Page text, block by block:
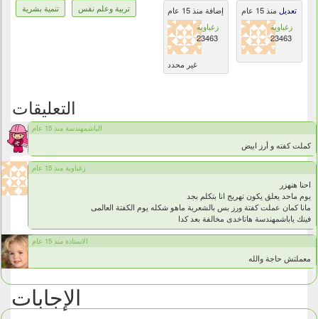
تربية وعلم نفس تنمية بشرية
إضافة منذ 15 عام
زغباوية
23463
غير محدد
تعديل منذ 15 عام
زغباوية
23463
التعليقات
الباشمهندسة منذ 15 عام
كملت كفته و أرز ابيض
زغباوية منذ 15 عام
احنا هنهزر
يوم ماحد يعلق يكون تهريج انا بتكلم بجد
مانا كمان عملت كفتة ورز بس بالشعرية ماهو شكله يوم الكفتة العالمى
فينك ياباشمهندسة هاتاخدى مخالفة بعد كدا
الاستاذة منذ 15 عام
معملتش حاجة والله
الإجابات